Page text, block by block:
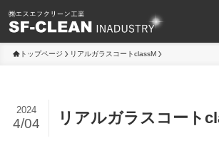
トップページ リアルガラスコートclassM
リアルガラスコート
2024
4/04